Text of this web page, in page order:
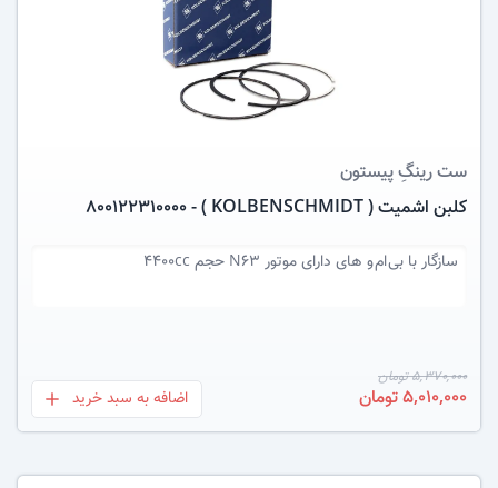
عکس کالا
ست رینگِ پیستون
کلبن اشمیت ( KOLBENSCHMIDT ) - 800122310000
سازگار با بی ام و های دارای موتور N63 حجم 4400cc
5,370,000 تومان
5,010,000 تومان بعلاوه
اضافه به سبد خرید